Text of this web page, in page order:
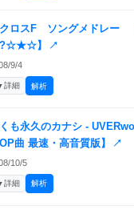
ロスF ソングメドレー
】
↗
9/4
詳細 解析
も永久のカナシ -
曲 最速・高音質版】
↗
10/5
詳細 解析